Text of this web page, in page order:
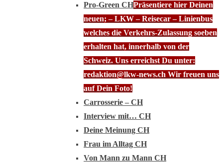
Pro-Green CHPräsentiere hier Deinen
neuen; – LKW – Reisecar – Linienbus
welches die Verkehrs-Zulassung soeben
erhalten hat, innerhalb von der
Schweiz. Uns erreichst Du unter:
redaktion@lkw-news.ch Wir freuen uns
auf Dein Foto!
Carrosserie – CH
Interview mit… CH
Deine Meinung CH
Frau im Alltag CH
Von Mann zu Mann CH